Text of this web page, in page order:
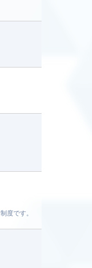
度です。